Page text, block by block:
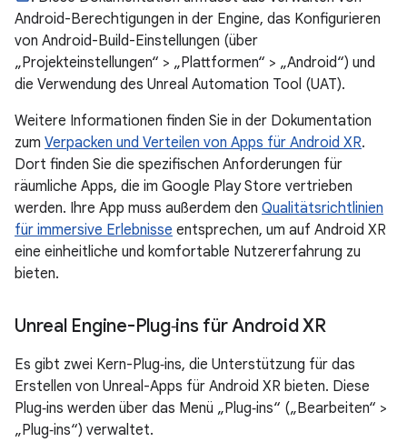
Android-Berechtigungen in der Engine, das Konfigurieren
von Android-Build-Einstellungen (über
„Projekteinstellungen“ > „Plattformen“ > „Android“) und
die Verwendung des Unreal Automation Tool (UAT).
Weitere Informationen finden Sie in der Dokumentation
zum Verpacken und Verteilen von Apps für Android XR.
Dort finden Sie die spezifischen Anforderungen für
räumliche Apps, die im Google Play Store vertrieben
werden. Ihre App muss außerdem den Qualitätsrichtlinien
für immersive Erlebnisse entsprechen, um auf Android XR
eine einheitliche und komfortable Nutzererfahrung zu
bieten.
Unreal Engine-Plug‑ins für Android XR
Es gibt zwei Kern-Plug‑ins, die Unterstützung für das
Erstellen von Unreal-Apps für Android XR bieten. Diese
Plug‑ins werden über das Menü „Plug‑ins“ („Bearbeiten“ >
„Plug‑ins“) verwaltet.